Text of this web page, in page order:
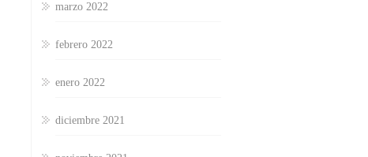
marzo 2022
febrero 2022
enero 2022
diciembre 2021